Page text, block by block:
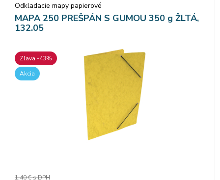
Odkladacie mapy papierové
MAPA 250 PREŠPÁN S GUMOU 350 g ŽLTÁ,
132.05
Zľava -43%
Akcia
1,40 €s DPH